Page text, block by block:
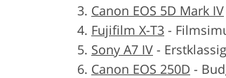
Canon EOS 5D Mark IV
Fujifilm X-T3 -
Sony A7 IV -
Canon EOS 250D -